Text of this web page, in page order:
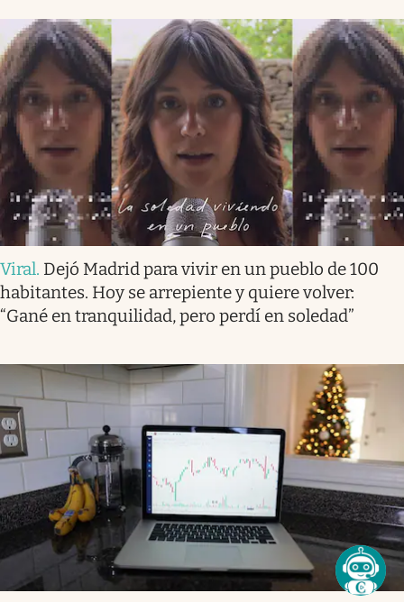
Viral. Dejó Madrid para vivir en un pueblo de 100
habitantes. Hoy se arrepiente y quiere volver:
“Gané en tranquilidad, pero perdí en soledad”